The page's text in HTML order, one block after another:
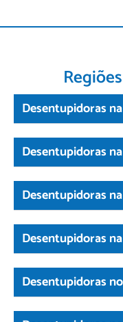
Desentupidoras
Desentupidoras
Desentupidoras
Desentupidoras
Desentupidoras